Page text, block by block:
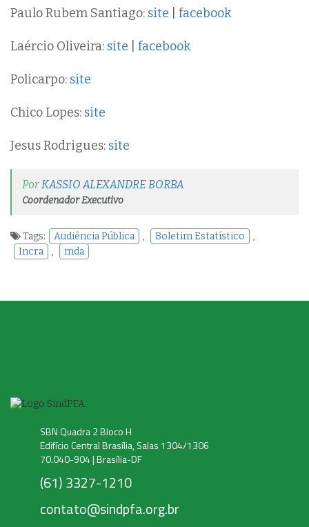
Paulo Rubem Santiago: site facebook
Laércio Oliveira: site facebook
Policarpo: site
Chico Lopes: site
Jesus Rodrigues: site
Por KASSIO ALEXANDRE BORBA
Coordenador Executivo
Tags: Audiência Pública , Boletim Estatístico
,
Incra
, mda
SBN Quadra 2 Bloco H
Edifício Central Brasília, Salas 1304/1306
70.040-904 | Brasília-DF
(61) 3327-1210
contato@sindpfa.org.br